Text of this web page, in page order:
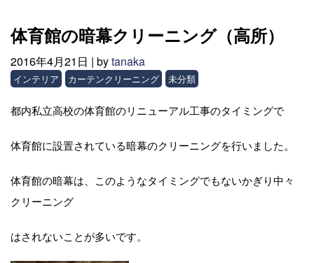
体育館の暗幕クリーニング（高所）
2016年4月21日 | bytanaka
インテリア カーテンクリーニング 未分類
都内私立高校の体育館のリニューアル工事のタイミングで
体育館に設置されている暗幕のクリーニングを行いました。
体育館の暗幕は、このようなタイミングでもないかぎり中々
クリーニング
はされないことが多いです。